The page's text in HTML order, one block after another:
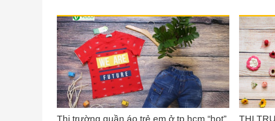
Thị trường quần áo trẻ em ở tp hcm “hot”
THỊ